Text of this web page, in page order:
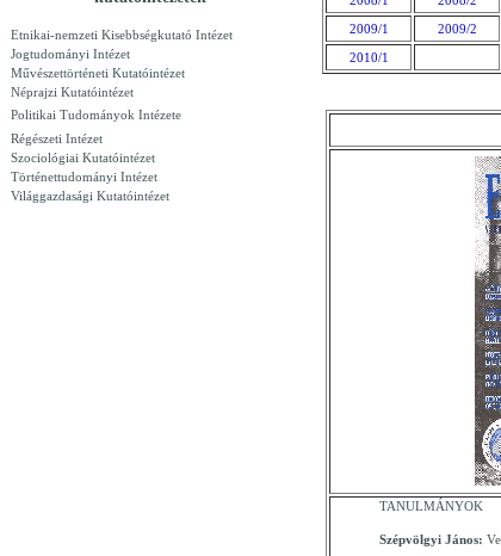
Etnikai-nemzeti Kisebbségkutató Intézet
Jogtudományi Intézet
Művészettörténeti Kutatóintézet
Néprajzi Kutatóintézet
Politikai Tudományok Intézete
Régészeti Intézet
Szociológiai Kutatóintézet
Történettudományi Intézet
Világgazdasági Kutatóintézet
2009/1
2009/2
2010/1
TANULMÁNYOK
Szépvölgyi János: